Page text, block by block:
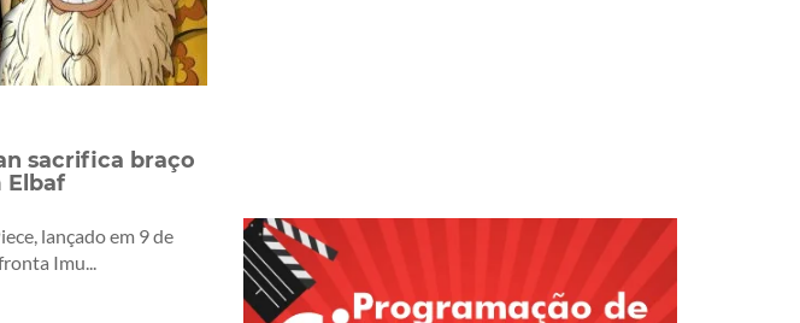
sacrifica braço
Elbaf
lançado em 9 de
Imu...